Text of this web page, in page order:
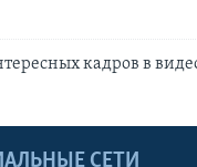
кадров в
СЕТИ